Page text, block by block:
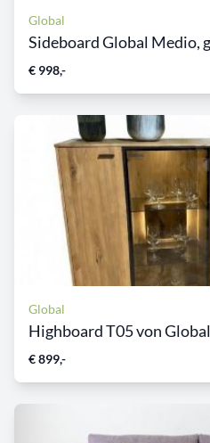
Global
Sideboard Global Medio,
€ 998,-
Global
Highboard T05 von Global
€ 899,-